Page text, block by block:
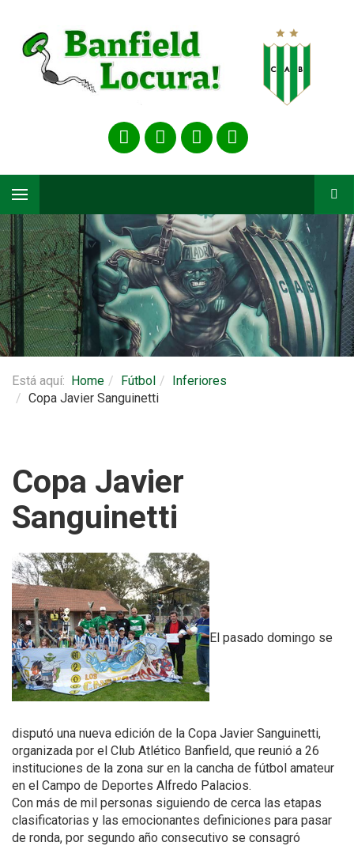
Está aquí: Home Fútbol
Inferiores
Copa Javier Sanguinetti
Copa Javier
Sanguinetti
El pasado domingo se
disputó una nueva edición de la Copa Javier Sanguinetti,
organizada por el Club Atlético Banfield, que reunió a 26
instituciones de la zona sur en la cancha de fútbol amateur
en el Campo de Deportes Alfredo Palacios.
Con más de mil personas siguiendo de cerca las etapas
clasificatorias y las emocionantes definiciones para pasar
de ronda, por segundo año consecutivo se consagró